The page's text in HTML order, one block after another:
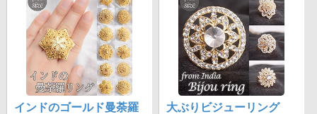
インドのゴールド曼荼羅
大ぶりビジューリング